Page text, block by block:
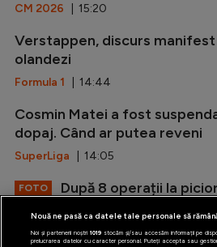
CM 2026 | 15:20
Verstappen, discurs
olandezi
Formula 1 | 14:44
Cosmin Matei a fost
dopaj. Când ar putea reveni
SuperLiga | 14:05
FOTO
După 8 operații la
Alte sporturi| 13:33
Nouă ne pasă ca datele tale personale să
Noi și partenerii noștri 1019stocăm și/sau accesăm informații pe
prelucrarea datelor cu caracter personal. Puteți accepta sau